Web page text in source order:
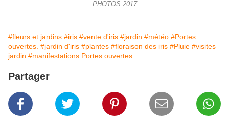
PHOTOS 2017
#fleurs et jardins #iris #vente d'iris #jardin #météo #Portes
ouvertes. #jardin d'iris #plantes #floraison des iris #Pluie #visites
jardin #manifestations.Portes ouvertes.
Partager